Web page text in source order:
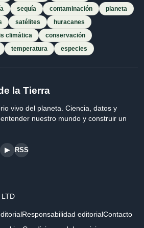
sequía contaminación
planeta
satélites
huracanes
climática
conservación
temperatura especies
la Tierra
vivo del planeta. Ciencia, datos y
nuestro mundo y construir un
▶ RSS
Responsabilidad editorialContacto